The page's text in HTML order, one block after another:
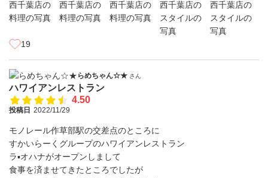
19
らめちゃん☆★ さん
ハワイアンレストラン
4.50
投稿日 2022/11/29
モノレール作草部駅の交差点のところに
すかいらーくグループのハワイアンレストラン
ラ▪オハナがオープンしまして
食事を済ませてきたところでしたが